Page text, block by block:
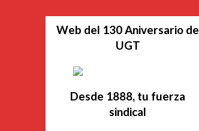
Web del 130 Aniversario de
UGT
Desde 1888, tu fuerza
sindical